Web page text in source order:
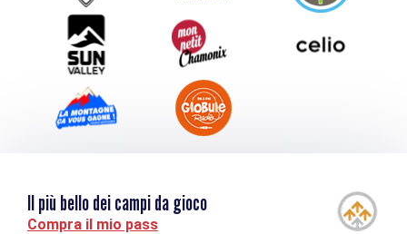
Turismo e disabilità
Il più bello dei campi da gioco
Compra il mio pass